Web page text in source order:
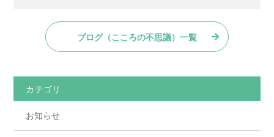
e c
e
o
k
ブログ（こころの不思議）一覧
カテゴリ
お知らせ